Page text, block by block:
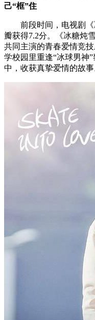
己“框”住
前段时间，电视剧
瓣获得7.2分。《冰糖炖
共同主演的青春爱情竞
学校园里重逢“冰球男神
中，收获真挚爱情的故事